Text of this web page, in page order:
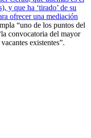
y que ha ‘tirado’ de su
ofrecer una mediación
“uno de los puntos del
convocatoria del mayor
existentes”.